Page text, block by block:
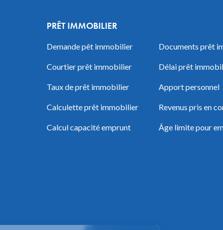
PRÊT IMMOBILIER
Demande pêt immobilier
Courtier prêt immobilier
Taux de prêt immobilier
Calculette prêt immobilier
Calcul capacité emprunt
Documents prêt
Délai prêt
Apport personnel
Revenus pris en
Âge limite pour